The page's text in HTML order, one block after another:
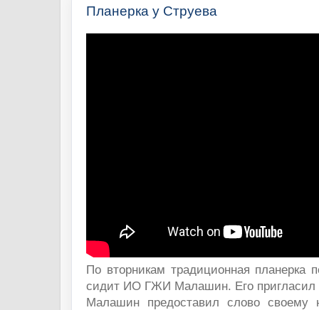
Планерка у Струева
По вторникам традиционная
сидит ИО ГЖИ Малашин. Его пригласил
Малашин предоставил слово своему